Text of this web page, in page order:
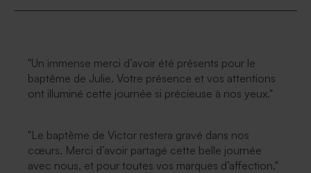
"Un immense merci d’avoir été présents pour le
baptême de Julie. Votre présence et vos attentions
ont illuminé cette journée si précieuse à nos yeux."
"Le baptême de Victor restera gravé dans nos
cœurs. Merci d’avoir partagé cette belle journée
avec nous, et pour toutes vos marques d’affection."